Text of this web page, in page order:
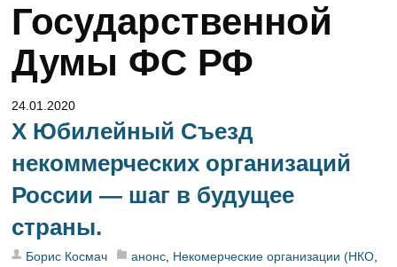
Государственной
Думы ФС РФ
24.01.2020
Х Юбилейный Съезд
некоммерческих организаций
России — шаг в будущее
страны.
Борис Космач анонс, Некомерческие организации (НКО,